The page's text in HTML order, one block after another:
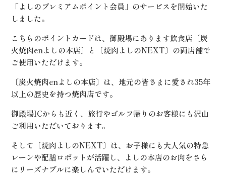
「よしのプレミアムポイント会員」のサービスを開始いた
しました。
こちらのポイントカードは、御殿場にあります飲食店〔炭
火焼肉enよしの本店〕と〔焼肉よしのNEXT〕の両店舗で
ご使用いただけます。
〔炭火焼肉enよしの本店〕は、地元の皆さまに愛され35年
以上の歴史を持つ焼肉店です。
御殿場ICからも近く、旅行やゴルフ帰りのお客様にも沢山
ご利用いただいております。
そして〔焼肉よしのNEXT〕は、お子様にも大人気の特急
レーンや配膳ロボットが活躍し、よしの本店のお肉をさら
にリーズナブルに楽しんでいただけます。